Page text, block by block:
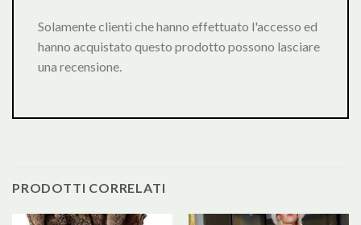
Solamente clienti che hanno effettuato l'accesso ed
hanno acquistato questo prodotto possono lasciare
una recensione.
PRODOTTI CORRELATI